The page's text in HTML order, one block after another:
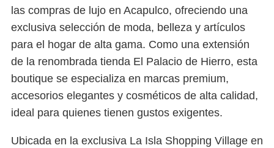
las compras de lujo en Acapulco, ofreciendo una
exclusiva selección de moda, belleza y artículos
para el hogar de alta gama. Como una extensión
de la renombrada tienda El Palacio de Hierro, esta
boutique se especializa en marcas premium,
accesorios elegantes y cosméticos de alta calidad,
ideal para quienes tienen gustos exigentes.
Ubicada en la exclusiva La Isla Shopping Village en